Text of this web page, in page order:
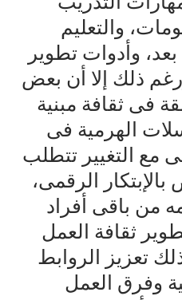
والتعليم
وأدوات تطوير
ذلك إلا أن بعض
فى ثقافة مبنية
الهرمية فى
مع التغيير تتطلب
الرقمى،
من باقى أفراد
ثقافة العمل
تعزيز الروابط
وفرق العمل